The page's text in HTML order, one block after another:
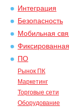
Интеграция
Безопасность
Мобильная
ПО
Рынок ПК
Маркетинг
Торговые сети
Оборудование